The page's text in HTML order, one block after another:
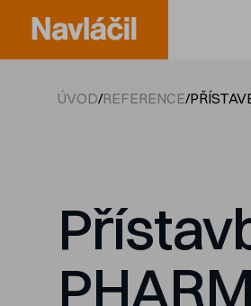
ÚVOD/REFERENCE/